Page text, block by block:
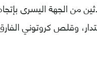
من الجهة اليسرى
وقلص كروتوني